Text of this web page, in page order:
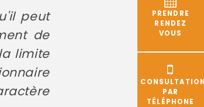
PRENDRE
RENDEZ
VOUS
PAR
TÉLÉPHONE
peut
de
limite